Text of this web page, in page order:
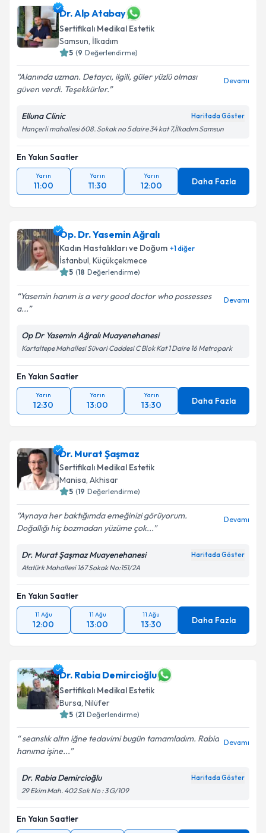
Dr. Alp Atabay
Sertifikalı Medikal Estetik
Samsun, İlkadım
5 (9 Değerlendirme)
Alanında uzman. Detaycı, ilgili, güler yüzlü olması
güven verdi. Teşekkürler.
Devamı
Elluna Clinic Haritada Göster
Hançerli mahallesi 608. Sokak no 5 daire 34 kat 7,İlkadım Samsun
En Yakın Saatler
Yarın
11:00
Yarın
11:30
Yarın
12:00 Daha Fazla
Op. Dr. Yasemin Ağralı
Kadın Hastalıkları ve Doğum +1diğer
İstanbul, Küçükçekmece
5 (18 Değerlendirme)
Yasemin hanım is a very good doctor who possesses
a...
Devamı
Op Dr Yasemin Ağralı Muayenehanesi
Kartaltepe Mahallesi Süvari Caddesi C Blok Kat 1 Daire 16 Metropark
En Yakın Saatler
Yarın
12:30
Yarın
13:00
Yarın
13:30 Daha Fazla
Dr. Murat Şaşmaz
Sertifikalı Medikal Estetik
Manisa, Akhisar
5 (19 Değerlendirme)
Aynaya her baktığımda emeğinizi görüyorum.
Doğallığı hiç bozmadan yüzüme çok...
Devamı
Dr. Murat Şaşmaz Muayenehanesi Haritada Göster
Atatürk Mahallesi 167 Sokak No:151/2A
En Yakın Saatler
11 Ağu
12:00
11 Ağu
13:00
11 Ağu
13:30 Daha Fazla
Dr. Rabia Demircioğlu
Sertifikalı Medikal Estetik
Bursa, Nilüfer
5 (21 Değerlendirme)
seanslık altın iğne tedavimi bugün tamamladım. Rabia
hanıma işine...
Devamı
Dr. Rabia Demircioğlu Haritada Göster
29 Ekim Mah. 402 Sok No : 3 G/109
En Yakın Saatler